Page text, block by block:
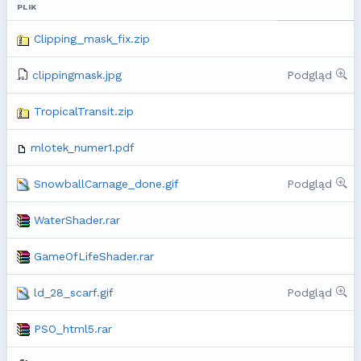
PLIK
Clipping_mask_fix.zip
clippingmask.jpg Podgląd
TropicalTransit.zip
mlotek_numer1.pdf
SnowballCarnage_done.gif Podgląd
WaterShader.rar
GameOfLifeShader.rar
ld_28_scarf.gif Podgląd
PSO_html5.rar